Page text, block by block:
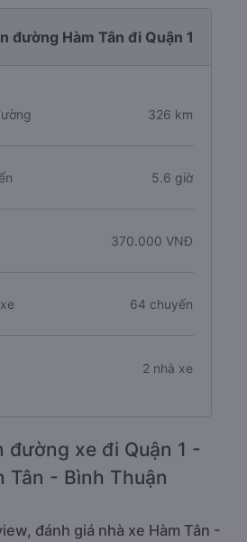
đường Hàm Tân đi Quận 1
326 km
5.6 giờ
370.000 VNĐ
64 chuyến
2 nhà xe
đường xe đi Quận 1 -
Tân - Bình Thuận
đánh giá nhà xe Hàm Tân -